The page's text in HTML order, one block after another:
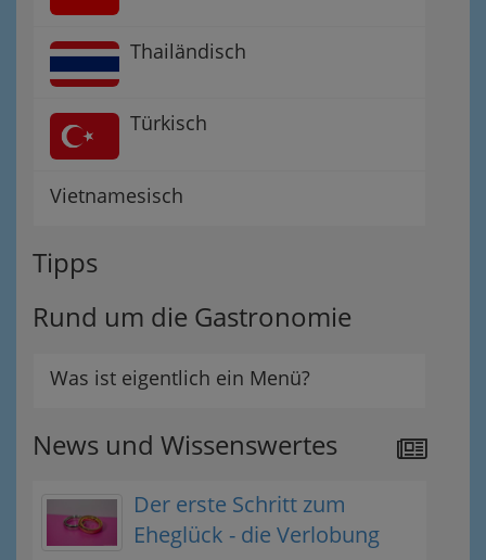
Thailändisch
Türkisch
Vietnamesisch
Tipps
Rund um die Gastronomie
Was ist eigentlich ein Menü?
News und Wissenswertes
Der erste Schritt zum
Eheglück - die Verlobung